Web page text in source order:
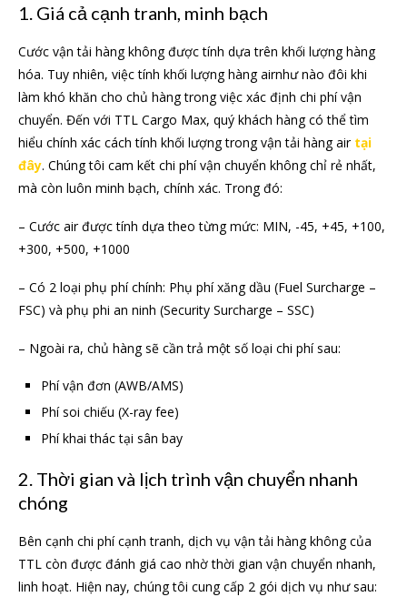
1. Giá cả cạnh tranh, minh bạch
Cước vận tải hàng không được tính dựa trên khối lượng hàng
hóa. Tuy nhiên, việc tính khối lượng hàng airnhư nào đôi khi
làm khó khăn cho chủ hàng trong việc xác định chi phí vận
chuyển. Đến với TTL Cargo Max, quý khách hàng có thể tìm
hiểu chính xác cách tính khối lượng trong vận tải hàng air tại
đây. Chúng tôi cam kết chi phí vận chuyển không chỉ rẻ nhất,
mà còn luôn minh bạch, chính xác. Trong đó:
– Cước air được tính dựa theo từng mức: MIN, -45, +45, +100,
+300, +500, +1000
– Có 2 loại phụ phí chính: Phụ phí xăng dầu (Fuel Surcharge –
FSC) và phụ phi an ninh (Security Surcharge – SSC)
– Ngoài ra, chủ hàng sẽ cần trả một số loại chi phí sau:
Phí vận đơn (AWB/AMS)
Phí soi chiếu (X-ray fee)
Phí khai thác tại sân bay
2. Thời gian và lịch trình vận chuyển nhanh
chóng
Bên cạnh chi phí cạnh tranh, dịch vụ vận tải hàng không của
TTL còn được đánh giá cao nhờ thời gian vận chuyển nhanh,
linh hoạt. Hiện nay, chúng tôi cung cấp 2 gói dịch vụ như sau: